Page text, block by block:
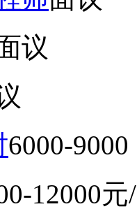
议
6000-
12000元